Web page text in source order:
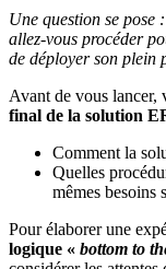
Une question se
allez-vous procéder
de déployer son plein
Avant de vous lancer,
final de la solution
Comment la
Quelles
mêmes besoins
Pour élaborer une
logique « bottom to